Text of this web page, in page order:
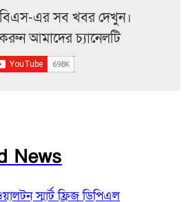
এর সব খবর দেখুন।
আমাদের চ্যানেলটি
News